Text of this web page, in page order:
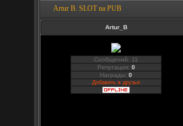
Artur B. SLOT na PUB
Artur_B
Сообщений: 11
Репутация: 0
Награды:0
Добавить в друзья